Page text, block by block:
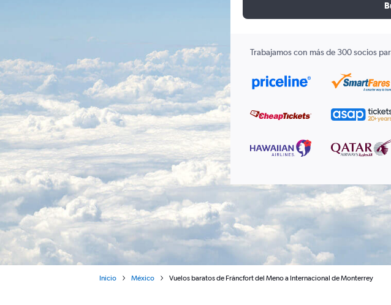
Trabajamos con más de 300 socios
Inicio México Vuelos baratos de Fráncfort del Meno a Internacional de Monterrey